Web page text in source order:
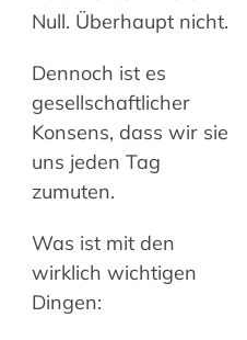
Null. Überhaupt nicht.
Dennoch ist es
gesellschaftlicher
Konsens, dass wir sie
uns jeden Tag
zumuten.
Was ist mit den
wirklich wichtigen
Dingen: